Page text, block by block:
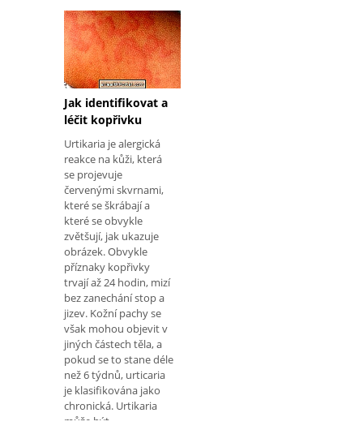
strategie, které
dokážou přestat ký
Jak identifikovat a
léčit kopřivku
Urtikaria je alergická
reakce na kůži, která
se projevuje
červenými skvrnami,
které se škrábají a
které se obvykle
zvětšují, jak ukazuje
obrázek. Obvykle
příznaky kopřivky
trvají až 24 hodin, mizí
bez zanechání stop a
jizev. Kožní pachy se
však mohou objevit v
jiných částech těla, a
pokud se to stane déle
než 6 týdnů, urticaria
je klasifikována jako
chronická. Urtikaria
může být